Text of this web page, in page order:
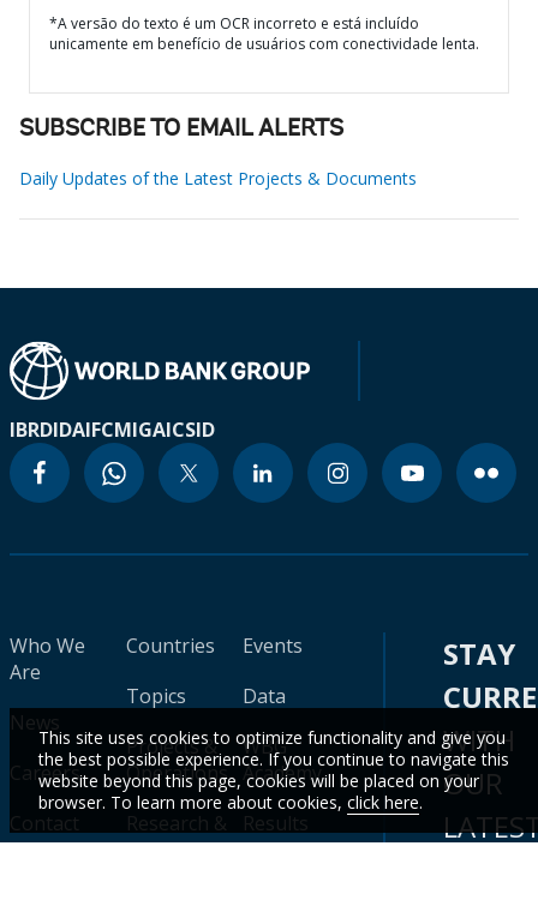
*A versão do texto é um OCR incorreto e está incluído
unicamente em benefício de usuários com conectividade lenta.
SUBSCRIBE TO EMAIL ALERTS
Daily Updates of the Latest Projects & Documents
IBRDIDAIFCMIGAICSID
Who We
Are
News
Careers
Contact
Countries
Topics
Projects &
Operations
Research &
Publications
Events
Data
WBG
Academy
Results
Scorecard
STAY
WITH
OUR
This site uses cookies to optimize functionality and give you
the best possible experience. If you continue to navigate this
website beyond this page, cookies will be placed on your
browser. To learn more about cookies, click here.